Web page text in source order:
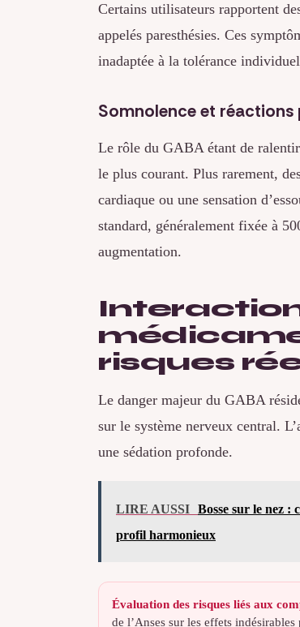
Certains utilisateurs rapportent
appelés paresthésies. Ces
inadaptée à la tolérance
Somnolence et réactions
Le rôle du GABA étant de
le plus courant. Plus rarement,
cardiaque ou une sensation
standard, généralement fixée à
augmentation.
risques
Le danger majeur du GABA
sur le système nerveux central.
une sédation profonde.
LIRE AUSSI Bosse sur le nez
profil harmonieux
Évaluation des risques liés aux
de l’Anses sur les effets